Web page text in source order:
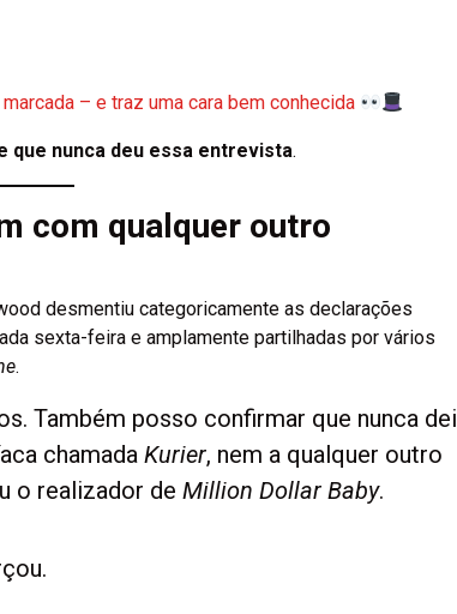
– e traz uma cara bem conhecida
que nunca deu essa entrevista.
com qualquer outro
desmentiu categoricamente as declarações
sexta-feira e amplamente partilhadas por vários
.
Também posso confirmar que nunca dei
chamada Kurier, nem a qualquer outro
o realizador de Million Dollar Baby.